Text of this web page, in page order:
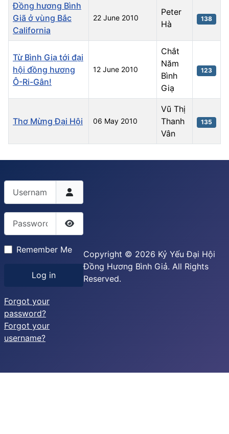
Đồng hương Bình
Giã ở vùng Bắc
California
22 June 2010
Peter
Hà
138
Từ Bình Giạ tới đại
hội đồng hương
Ô-Ri-Gân!
12 June 2010
Chắt
Năm
Bình
Giạ
123
Thơ Mừng Đại Hội 06 May 2010
Vũ Thị
Thanh
Vân
135
Password
Show Password
Remember Me
Log in
Forgot your
password?
Forgot your
username?
Copyright © 2026 Kỷ Yếu Đại Hội
Đồng Hương Bình Giả. All Rights
Reserved.